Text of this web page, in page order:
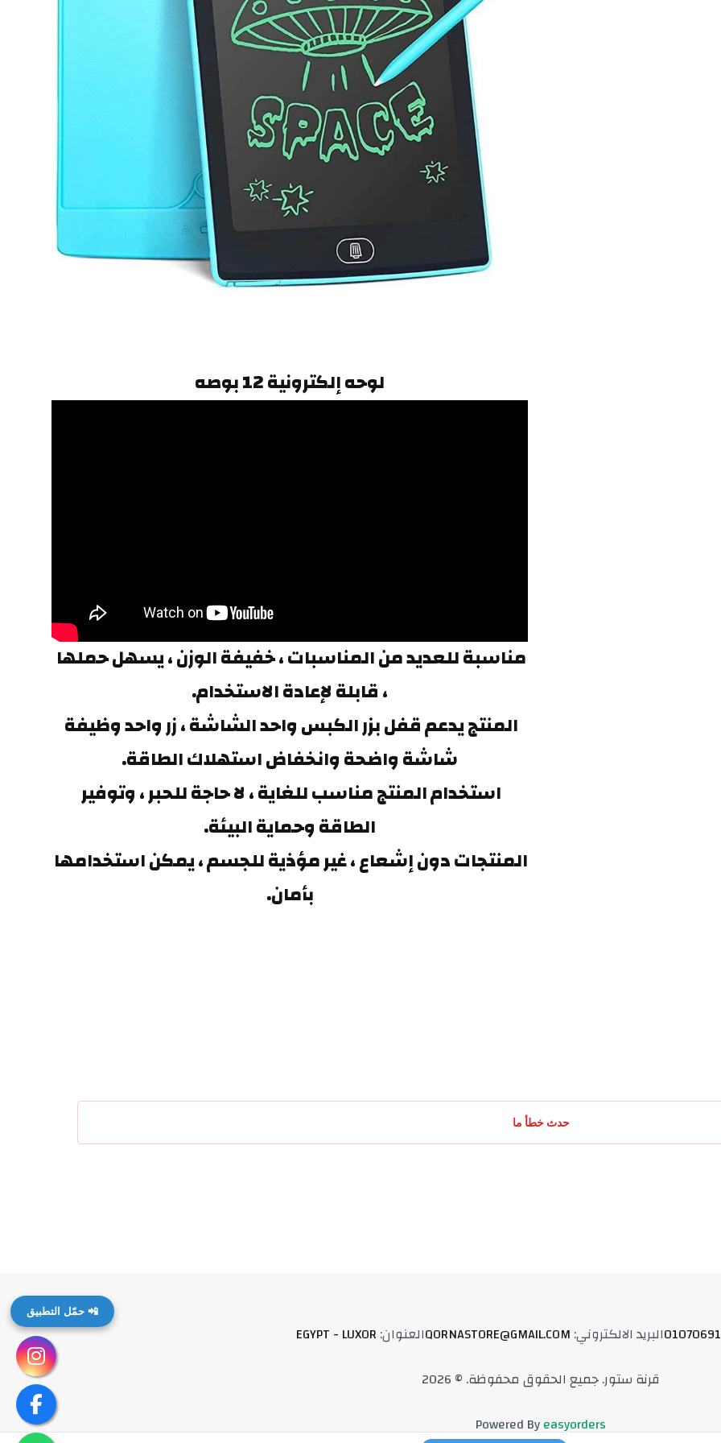
📲 حمّل التطبيق
لوحه إلكترونية 12 بوصه
، قابلة لإعادة الاستخدام.
شاشة واضحة وانخفاض استهلاك الطاقة.
الطاقة وحماية البيئة.
بأمان.
حدث خطأ ما
البريد الالكتروني:
QORNASTORE@GMAIL.COMالعنوان:
EGYPT - LUXOR
قرنة ستور.جميع الحقوق محفوظة. ©
2026
Powered Byeasyorders